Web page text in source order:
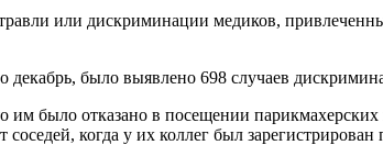
или дискриминации медиков,
декабрь, было выявлено 698 случаев
было отказано в посещении
когда у их коллег был